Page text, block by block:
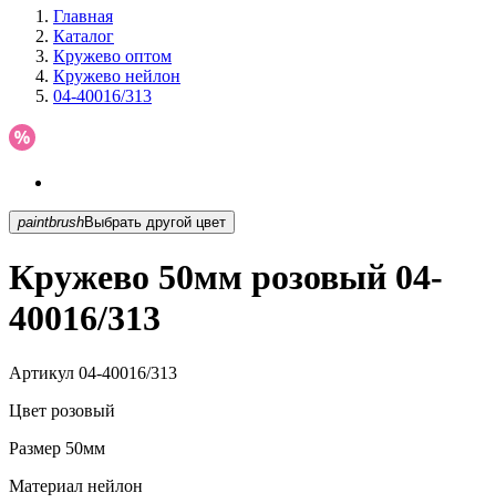
Главная
Каталог
Кружево оптом
Кружево нейлон
04-40016/313
paintbrush Выбрать другой цвет
Кружево 50мм розовый 04-
40016/313
Артикул 04-40016/313
Цвет розовый
Размер 50мм
Материал нейлон